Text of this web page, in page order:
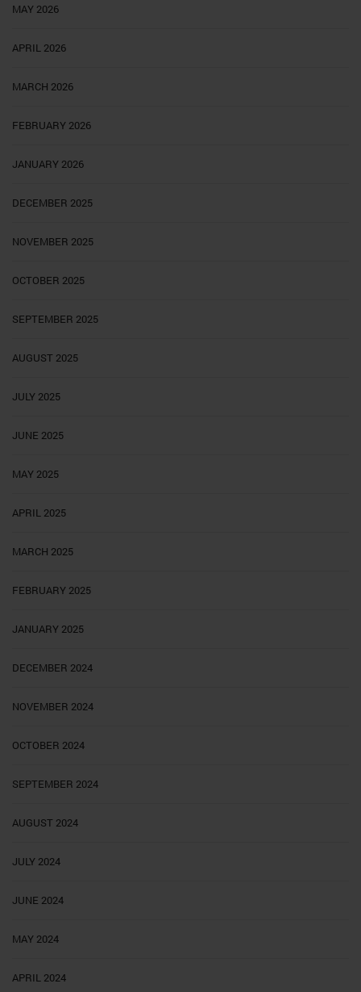
MAY 2026
APRIL 2026
MARCH 2026
FEBRUARY 2026
JANUARY 2026
DECEMBER 2025
NOVEMBER 2025
OCTOBER 2025
SEPTEMBER 2025
AUGUST 2025
JULY 2025
JUNE 2025
MAY 2025
APRIL 2025
MARCH 2025
FEBRUARY 2025
JANUARY 2025
DECEMBER 2024
NOVEMBER 2024
OCTOBER 2024
SEPTEMBER 2024
AUGUST 2024
JULY 2024
JUNE 2024
MAY 2024
APRIL 2024